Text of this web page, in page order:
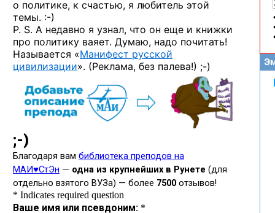
о политике, к счастью, я любитель этой
темы. :-)
P. S. А недавно я узнал, что он еще и книжки
про политику ваяет. Думаю, надо почитать!
Называется «Манифест русской
цивилизации». (Реклама, без палева!) ;-)